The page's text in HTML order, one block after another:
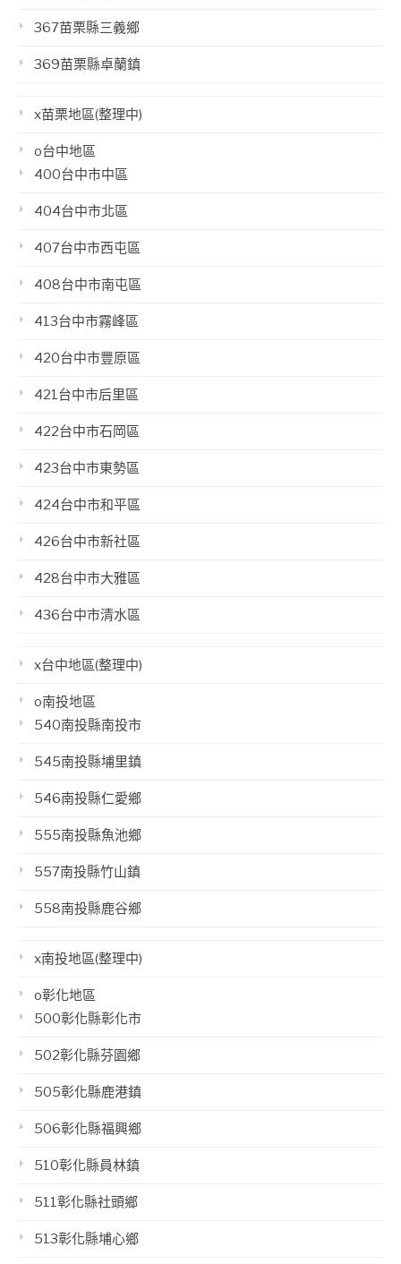
367苗栗縣三義鄉
369苗栗縣卓蘭鎮
x苗栗地區(整理中)
o台中地區
400台中市中區
404台中市北區
407台中市西屯區
408台中市南屯區
413台中市霧峰區
420台中市豐原區
421台中市后里區
422台中市石岡區
423台中市東勢區
424台中市和平區
426台中市新社區
428台中市大雅區
436台中市清水區
x台中地區(整理中)
o南投地區
540南投縣南投市
545南投縣埔里鎮
546南投縣仁愛鄉
555南投縣魚池鄉
557南投縣竹山鎮
558南投縣鹿谷鄉
x南投地區(整理中)
o彰化地區
500彰化縣彰化市
502彰化縣芬園鄉
505彰化縣鹿港鎮
506彰化縣福興鄉
510彰化縣員林鎮
511彰化縣社頭鄉
513彰化縣埔心鄉